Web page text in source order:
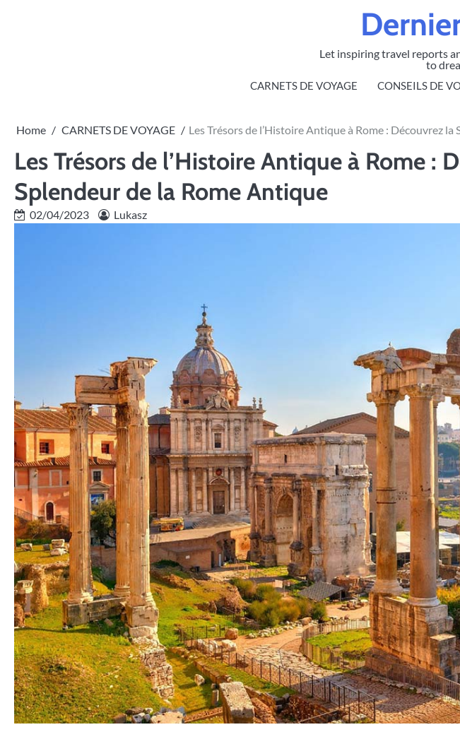
Let inspiring travel reports
to
CARNETS DE VOYAGE CONSEILS DE
Home CARNETS DE VOYAGE Les Trésors de l’Histoire Antique à Rome : Découvrez
Les Trésors de l’Histoire Antique à Rome :
Splendeur de la Rome Antique
02/04/2023 Lukasz